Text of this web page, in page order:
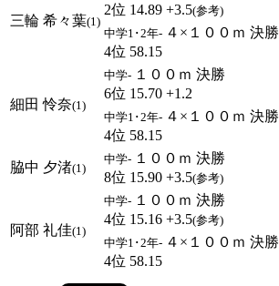
三輪 希々葉(1)
2位 14.89 +3.5(参考)
中学1･2年- ４×１００ｍ 決勝
4位 58.15
細田 怜奈(1)
中学- １００ｍ 決勝
6位 15.70 +1.2
中学1･2年- ４×１００ｍ 決勝
4位 58.15
脇中 夕渚(1)
中学- １００ｍ 決勝
8位 15.90 +3.5(参考)
阿部 礼佳(1)
中学- １００ｍ 決勝
4位 15.16 +3.5(参考)
中学1･2年- ４×１００ｍ 決勝
4位 58.15